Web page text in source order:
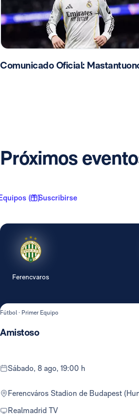
Comunicado Oficial:
Próximos
( 1 )Suscribirse
Ferencvaros
Fútbol · Primer Equipo
Amistoso
sábado, 8 ago, 19:00 h
Ferencváros Stadion de Budapest
Realmadrid TV